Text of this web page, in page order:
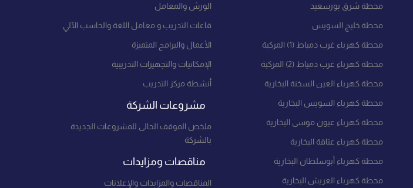
محطة شرق بورسعيد
محطة خليج السويس
محطة كهرباء غرب دمياط (1) المركبة
محطة كهرباء غرب دمياط (2) المركبة
محطة كهرباء العين السخنة البخارية
محطة كهرباء السويس البخارية
محطة كهرباء عيون موسى البخارية
محطة كهرباء عتاقة البخارية
محطة كهرباء أبوسلطان البخارية
محطة كهرباء العريش البخارية
الورش والمعامل
قاعات التدريب و معامل اللغة والحاسب الآلي
الأعمال والبرامج المتميزة
الإمكانيات والتجهيزات التدريبية
أنشطة مركز التدريب
مشروعات الشركة
ملخص الموقف الحالى للمشروعات الجديدة
بالشركة
مناقصات ومزايدات
المناقصات والمزايدات والإعلانات